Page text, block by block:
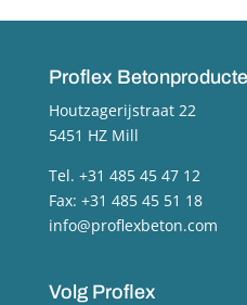
Proflex
Houtzagerijstraat 22
5451 HZ Mill
Tel. +31 485 45 47 12
Fax: +31 485 45 51 18
info@proflexbeton.com
Volg Proflex